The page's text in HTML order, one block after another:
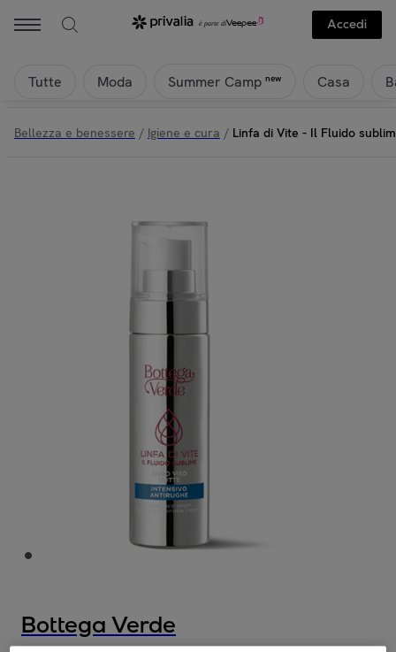
Accedi
Tutte Moda Summer Camp new Casa
Bellezza e benessere / Igiene e cura / Linfa di Vite - Il Fluido
Bottega Verde